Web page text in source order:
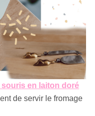
en laiton doré
de servir le fromage